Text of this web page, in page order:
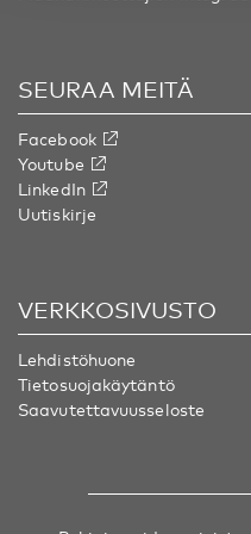
SEURAA MEITÄ
Facebook
Youtube
LinkedIn
Uutiskirje
VERKKOSIVUSTO
Lehdistöhuone
Tietosuojakäytäntö
Saavutettavuusseloste